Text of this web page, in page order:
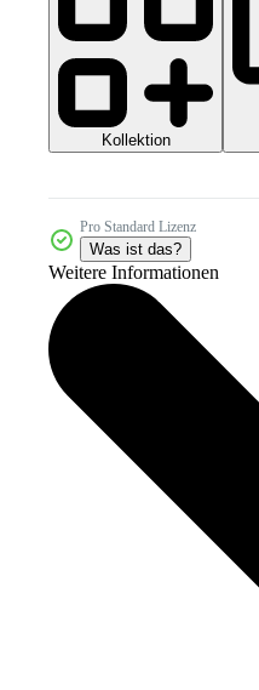
Kollektion
Pro Standard Lizenz
Was ist das?
Weitere Informationen